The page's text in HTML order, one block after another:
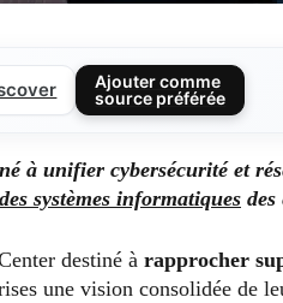
Ajouter comme
source préférée
à unifier cybersécurité et
systèmes informatiques des
destiné à rapprocher
une vision consolidée de